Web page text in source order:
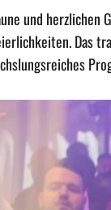
und
Das